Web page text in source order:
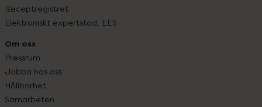
Receptregistret
Elektroniskt expertstöd, EES
Om oss
Pressrum
Jobba hos oss
Hållbarhet
Samarbeten